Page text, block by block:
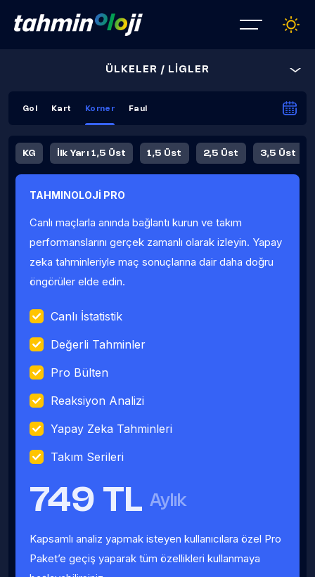
ÜLKELER / LİGLER
Gol Kart Korner Faul
KG İlk Yarı 1,5 Üst 1,5 Üst 2,5 Üst 3,5 Üst
Fauller Ortalama
TAHMINOLOJİ PRO
Canlı maçlarla anında bağlantı kurun ve takım
performanslarını gerçek zamanlı olarak izleyin. Yapay
zeka tahminleriyle maç sonuçlarına dair daha doğru
öngörüler elde edin.
Canlı İstatistik
Değerli Tahminler
Pro Bülten
Reaksiyon Analizi
Yapay Zeka Tahminleri
Takım Serileri
749 TL Aylık
Kapsamlı analiz yapmak isteyen kullanıcılara özel Pro
Paket’e geçiş yaparak tüm özellikleri kullanmaya